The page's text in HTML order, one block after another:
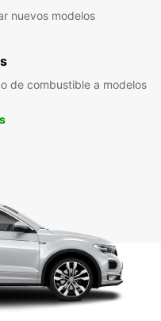
nuevos modelos
de combustible a modelos